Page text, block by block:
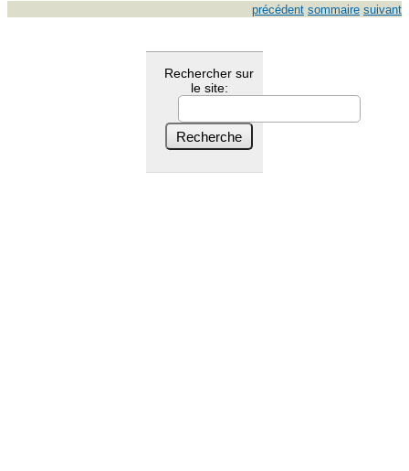
précédent sommaire suivant
Rechercher sur
le site: